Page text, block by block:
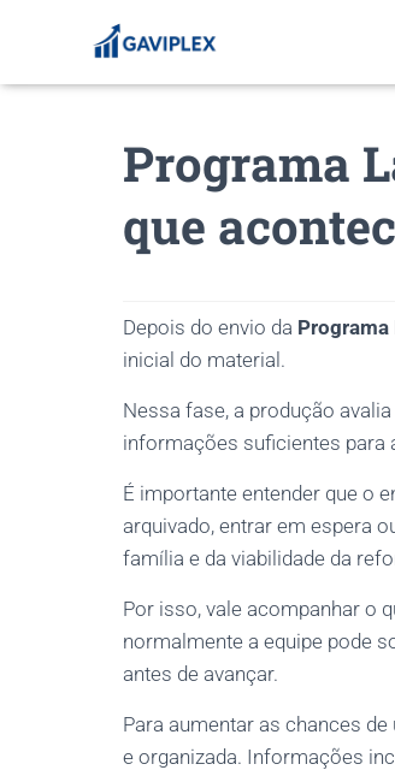
Programa
que
Depois do envio da Programa
inicial do material.
Nessa fase, a produção
informações suficientes para
É importante entender que o
arquivado, entrar em espera
família e da viabilidade da
Por isso, vale acompanhar o
normalmente a equipe pode
antes de avançar.
Para aumentar as chances
e organizada. Informações